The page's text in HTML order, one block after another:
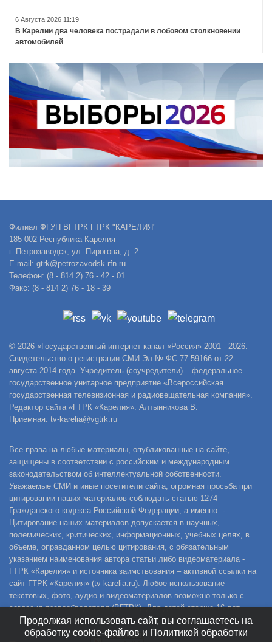
6 Августа 2026 11:19
В Карелии два человека пострадали в лобовом столкновении
автомобилей
Филиал ФГУП ВГТРК ГТРК "КАРЕЛИЯ"
185 002 Республика Карелия
г. Петрозаводск, ул. Пирогова, д. 2
E-mail: gtrk@petrozavodsk.rfn.ru
Телефон: (8 - 814 2) 76 - 42 - 01
Факс: (8 - 814 2) 76 - 18 - 39
© 2026 «Государственный интернет-канал «Россия» 2001 - 2026.
Свидетельство о регистрации СМИ Эл № ФС 77-59166 от 22
августа 2014 года. Учредитель (соучредители) – федеральное
государственное унитарное предприятие «Всероссийская
государственная телевизионная и радиовещательная компания».
Редактор сайта «ГТРК «Карелия»: Алтынникова В.
Приемная: tv-karelia@vgtrk.ru
Все права на любые материалы, опубликованные на сайте,
защищены в соответствии с российским и международным
законодательством об интеллектуальной собственности.
Уважаемые СМИ и иные посетители сайта, огромная просьба при
цитировании наших материалов соблюдать статью 1274
Гражданского кодекса Российской Федерации, а именно: -
Цитирование наших материалов допускается в научных,
полемических, критических, информационных, учебных целях, в
объеме, оправданном целью цитирования, с обязательным
указанием наименования автора статьи либо видеоматериала -
ГТРК «Карелия» и источника заимствования – активной ссылки на
сайт ГТРК «Карелия» (tv-karelia.ru). Любое использование
текстовых, фото, аудио и видеоматериалов возможно только с
согласия правообладателя (ВГТРК). Для детей старше 16 лет.
Продолжая использовать сайт, вы соглашаетесь на
обработку cookie-файлов и Политикой обработки